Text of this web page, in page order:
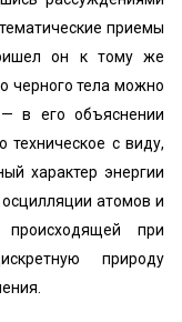
приемы
он к тому же
черного тела можно
в его объяснении
техническое с виду,
характер энергии
осцилляции атомов и
при
природу